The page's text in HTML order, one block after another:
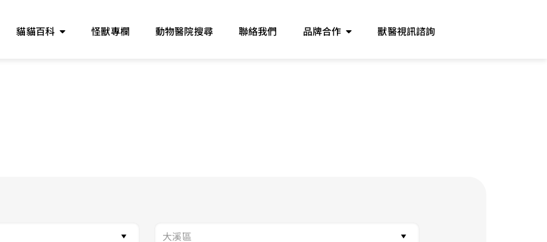
貓貓百科 怪獸專欄 動物醫院搜尋 聯絡我們 品牌合作 獸醫視訊諮詢